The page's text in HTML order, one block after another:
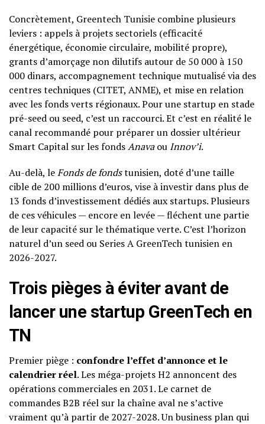
Concrètement, Greentech Tunisie combine plusieurs
leviers : appels à projets sectoriels (efficacité
énergétique, économie circulaire, mobilité propre),
grants d’amorçage non dilutifs autour de 50 000 à 150
000 dinars, accompagnement technique mutualisé via des
centres techniques (CITET, ANME), et mise en relation
avec les fonds verts régionaux. Pour une startup en stade
pré-seed ou seed, c’est un raccourci. Et c’est en réalité le
canal recommandé pour préparer un dossier ultérieur
Smart Capital sur les fondsAnavaou Innov’i.
Au-delà, leFonds de fondstunisien, doté d’une taille
cible de 200 millions d’euros, vise à investir dans plus de
13 fonds d’investissement dédiés aux startups. Plusieurs
de ces véhicules — encore en levée — fléchent une partie
de leur capacité sur le thématique verte. C’est l’horizon
naturel d’un seed ou Series A GreenTech tunisien en
2026-2027.
Trois pièges à éviter avant de
lancer une startup GreenTech en
TN
Premier piège : confondre l’effet d’annonce et le
calendrier réel. Les méga-projets H2 annoncent des
opérations commerciales en 2031. Le carnet de
commandes B2B réel sur la chaîne aval ne s’active
vraiment qu’à partir de 2027-2028. Un business plan qui